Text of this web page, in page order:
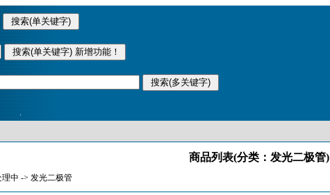
.
商品列表(分类：发光二极管)
中 -> 发光二极管